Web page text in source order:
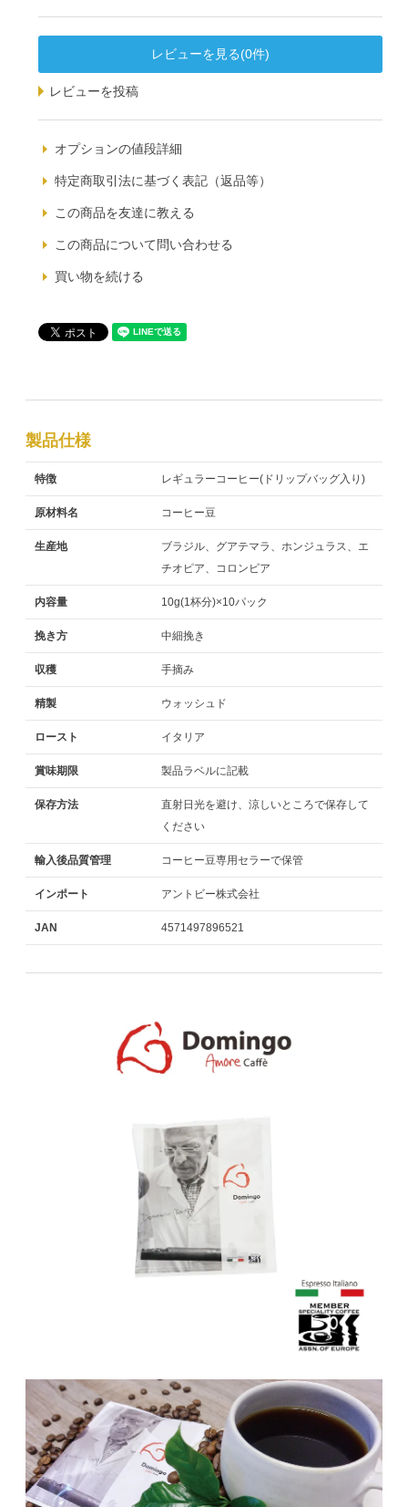
レビューを見る(0件)
レビューを投稿
オプションの値段詳細
特定商取引法に基づく表記（返品等）
この商品を友達に教える
この商品について問い合わせる
買い物を続ける
製品仕様
特徴 レギュラーコーヒー(ドリップバッグ入り)
原材料名 コーヒー豆
生産地
ブラジル、グアテマラ、ホンジュラス、エ
チオピア、コロンビア
内容量 10g(1杯分)×10パック
挽き方 中細挽き
収穫 手摘み
精製 ウォッシュド
ロースト イタリア
賞味期限 製品ラベルに記載
保存方法
直射日光を避け、涼しいところで保存して
ください
輸入後品質管理 コーヒー豆専用セラーで保管
インポート アントビー株式会社
JAN 4571497896521